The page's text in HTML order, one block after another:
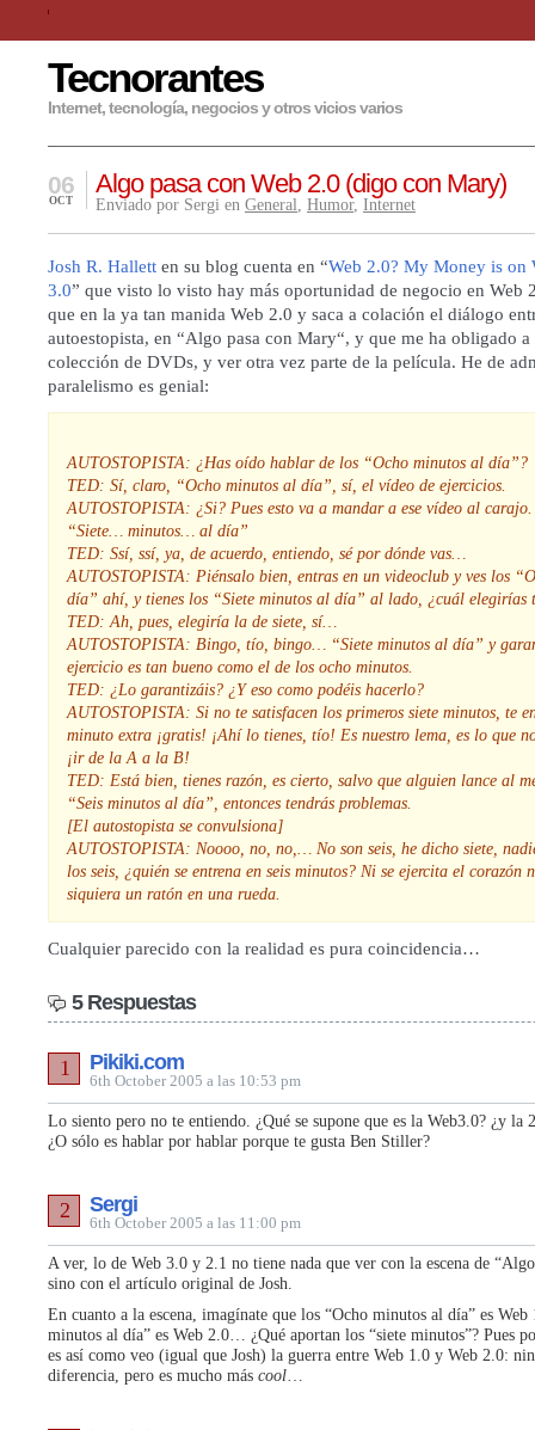
Tecnorantes
Internet, tecnología, negocios y otros vicios varios
Algo pasa con Web 2.0 (digo con Mary)
06
OCT Enviado por Sergi en General, Humor, Internet
Josh R. Hallett en su blog cuenta en “Web 2.0? My Money is on
3.0” que visto lo visto hay más oportunidad de negocio en Web
que en la ya tan manida Web 2.0 y saca a colación el diálogo
autoestopista, en “Algo pasa con Mary“, y que me ha obligado
colección de DVDs, y ver otra vez parte de la película. He de
paralelismo es genial:
AUTOSTOPISTA: ¿Has oído hablar de los “Ocho minutos al día”?
TED: Sí, claro, “Ocho minutos al día”, sí, el vídeo de ejercicios.
AUTOSTOPISTA: ¿Si? Pues esto va a mandar a ese vídeo al
“Siete… minutos… al día”
TED: Ssí, ssí, ya, de acuerdo, entiendo, sé por dónde vas…
AUTOSTOPISTA: Piénsalo bien, entras en un videoclub y ves los
día” ahí, y tienes los “Siete minutos al día” al lado, ¿cuál elegirías
TED: Ah, pues, elegiría la de siete, sí…
AUTOSTOPISTA: Bingo, tío, bingo… “Siete minutos al día” y
ejercicio es tan bueno como el de los ocho minutos.
TED: ¿Lo garantizáis? ¿Y eso como podéis hacerlo?
AUTOSTOPISTA: Si no te satisfacen los primeros siete minutos, te
minuto extra ¡gratis! ¡Ahí lo tienes, tío! Es nuestro lema, es lo que
¡ir de la A a la B!
TED: Está bien, tienes razón, es cierto, salvo que alguien lance al
“Seis minutos al día”, entonces tendrás problemas.
[El autostopista se convulsiona]
AUTOSTOPISTA: Noooo, no, no,… No son seis, he dicho siete,
los seis, ¿quién se entrena en seis minutos? Ni se ejercita el corazón
siquiera un ratón en una rueda.
Cualquier parecido con la realidad es pura coincidencia…
5 Respuestas
Pikiki.com
6th October 2005 a las 10:53 pm
1
Lo siento pero no te entiendo. ¿Qué se supone que es la Web3.0? ¿y la
¿O sólo es hablar por hablar porque te gusta Ben Stiller?
Sergi
6th October 2005 a las 11:00 pm
2
A ver, lo de Web 3.0 y 2.1 no tiene nada que ver con la escena de
sino con el artículo original de Josh.
En cuanto a la escena, imagínate que los “Ocho minutos al día” es Web
minutos al día” es Web 2.0… ¿Qué aportan los “siete minutos”? Pues
es así como veo (igual que Josh) la guerra entre Web 1.0 y Web 2.0:
diferencia, pero es mucho más cool…